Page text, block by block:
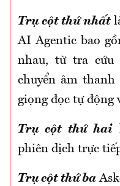
Trụ cột thứ nhất
AI Agentic bao
nhau, từ tra cứu
chuyển âm
giọng đọc tự động
Trụ cột thứ hai
phiên dịch trực
Trụ cột thứ ba